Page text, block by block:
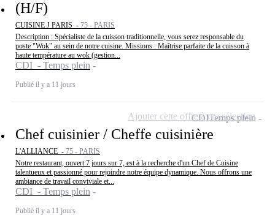
(H/F)
CUISINE J PARIS - 75 - PARIS
Description : Spécialiste de la cuisson traditionnelle, vous serez responsable du
poste "Wok" au sein de notre cuisine. Missions : Maîtrise parfaite de la cuisson à
haute température au wok (gestion...
CDI - Temps plein
Publié il y a 11 jours
Chef cuisinier / Cheffe cuisinière
L'ALLIANCE - 75 - PARIS
Notre restaurant, ouvert 7 jours sur 7, est à la recherche d'un Chef de Cuisine
talentueux et passionné pour rejoindre notre équipe dynamique. Nous offrons une
ambiance de travail conviviale et...
CDI - Temps plein
Publié il y a 11 jours
CDITemps plein
Ajouter cette offre à ma sélection